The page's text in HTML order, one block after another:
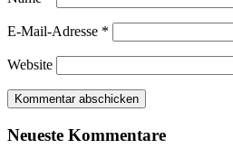
E-Mail-Adresse *
Website
Neueste Kommentare